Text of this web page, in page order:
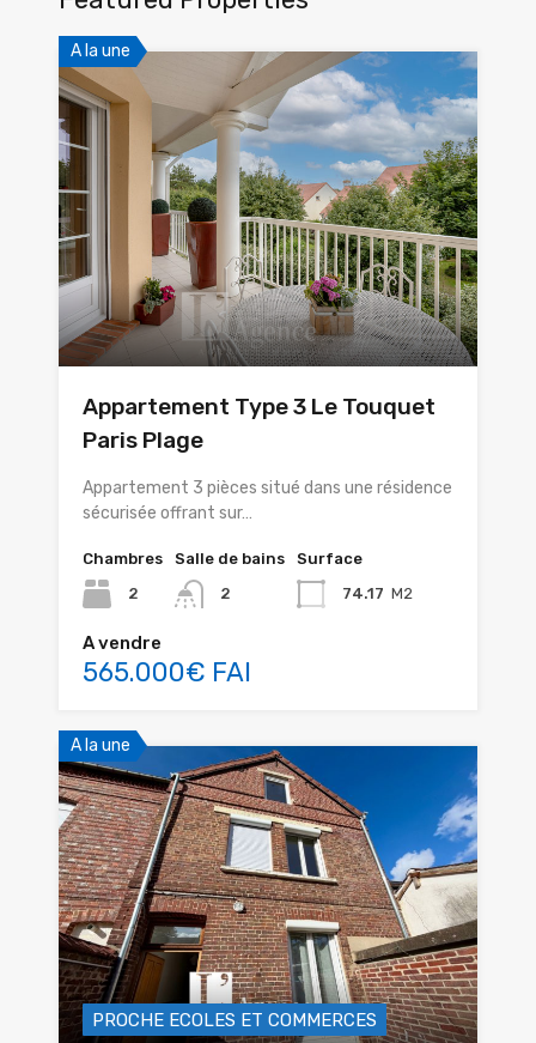
A la une
Appartement Type 3 Le Touquet
Paris Plage
Appartement 3 pièces situé dans une résidence
sécurisée offrant sur…
Chambres
2
Salle de bains
2
Surface
74.17 M2
A vendre
565.000€ FAI
A la une
PROCHE ECOLES ET COMMERCES